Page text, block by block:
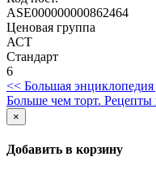
ASE000000000862464
Ценовая группа
АСТ
Стандарт
6
<< Большая
Больше чем торт.
×
Добавить в корзину